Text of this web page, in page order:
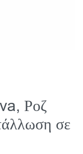
Ροζ
σε